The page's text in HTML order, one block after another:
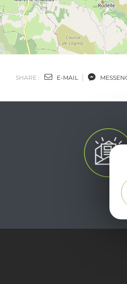
SHARE : E-MAIL